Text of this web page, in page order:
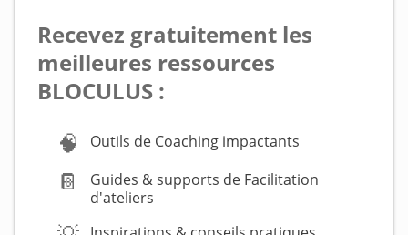
Recevez gratuitement les
meilleures ressources
BLOCULUS :
🧠
Outils de Coaching impactants
📔
Guides & supports de Facilitation
d'ateliers